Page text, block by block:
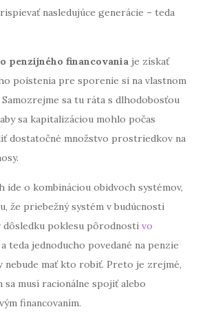
nasledujúce generácie – teda
penzijného financovania je získať
poistenia pre sporenie si na vlastnom
sa tu ráta s dlhodobosťou
sa kapitalizáciou mohlo počas
dostatočné množstvo prostriedkov na
ide o kombináciou obidvoch systémov,
že priebežný systém v budúcnosti
dôsledku poklesu pôrodnosti vo
a teda jednoducho povedané na penzie
nebude mať kto robiť. Preto je zrejmé,
sa musí racionálne spojiť alebo
financovaním.